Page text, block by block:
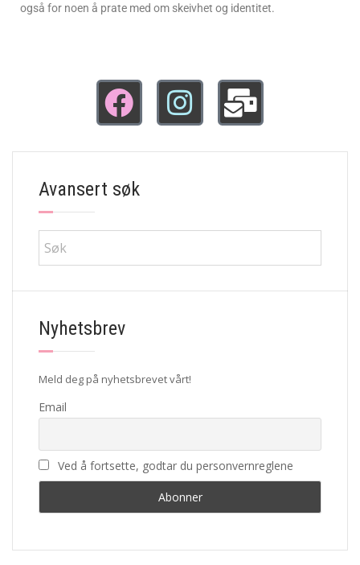
også for noen å prate med om skeivhet og identitet.
Avansert søk
Nyhetsbrev
Meld deg på nyhetsbrevet vårt!
Email
Ved å fortsette, godtar du personvernreglene